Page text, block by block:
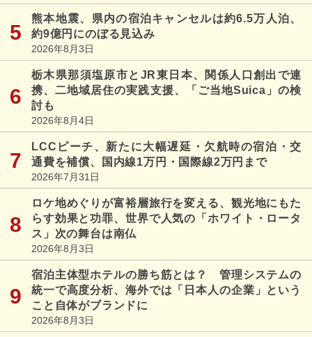
熊本地震、県内の宿泊キャンセルは約6.5万人泊、
約9億円にのぼる見込み
2026年8月3日
栃木県那須塩原市とJR東日本、関係人口創出で連
携、二地域居住の実践支援、「ご当地Suica」の検
討も
2026年8月4日
LCCピーチ、新たに大幅遅延・欠航時の宿泊・交
通費を補償、国内線1万円・国際線2万円まで
2026年7月31日
ロケ地めぐりが富裕層旅行を変える、観光地にもた
らす効果と功罪、世界で人気の「ホワイト・ロータ
ス」次の舞台は南仏
2026年8月3日
宿泊主体型ホテルの勝ち筋とは？ 管理システムの
統一で高度分析、海外では「日本人の企業」という
こと自体がブランドに
2026年8月3日